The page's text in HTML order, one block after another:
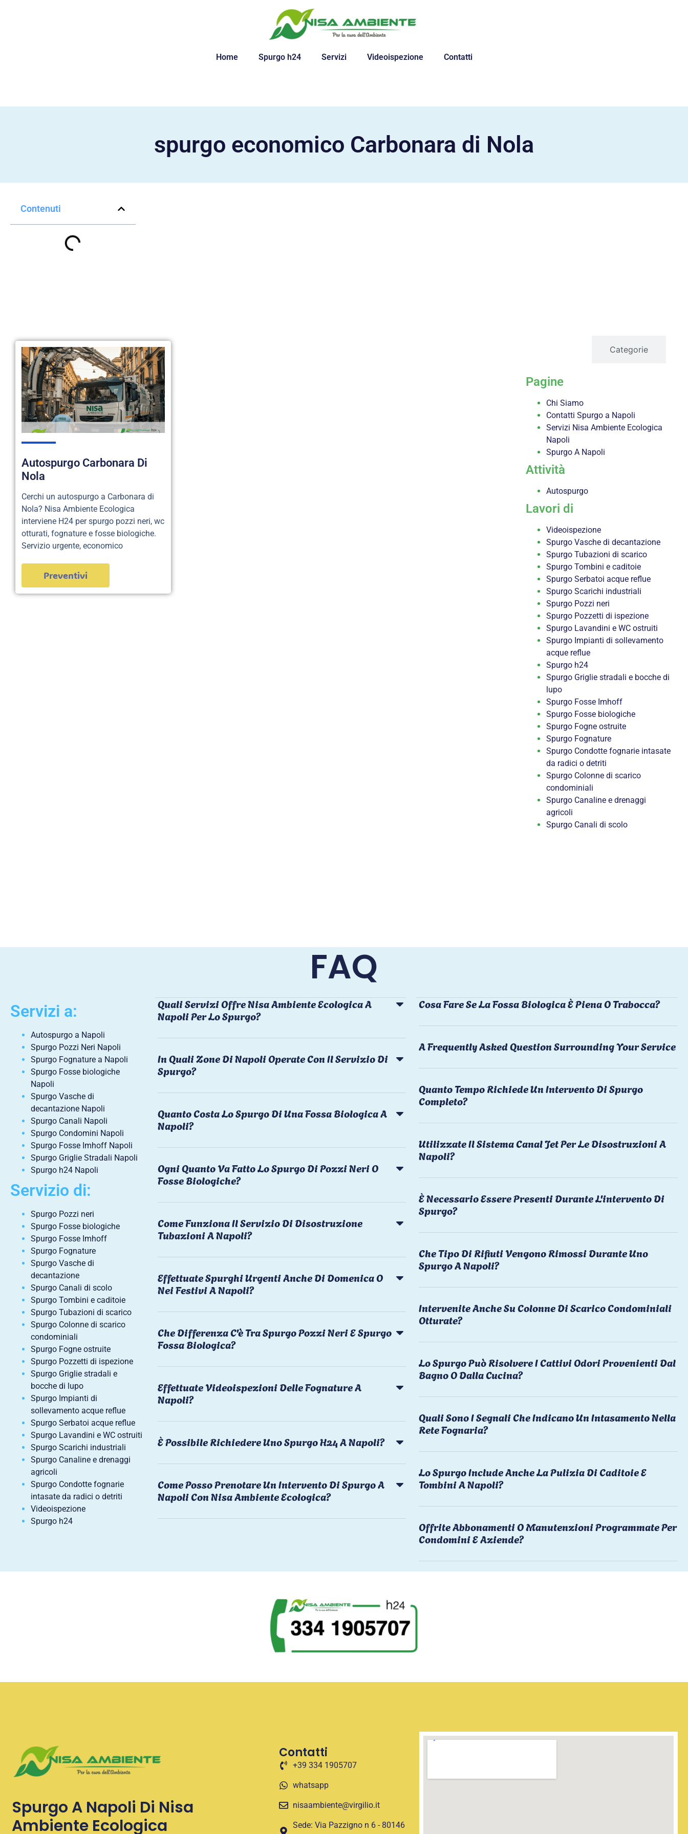
Home Spurgo h24 Servizi Videoispezione Contatti
spurgo economico Carbonara di Nola
Contenuti
Autospurgo Carbonara Di
Nola
Cerchi un autospurgo a Carbonara di
Nola? Nisa Ambiente Ecologica
interviene H24 per spurgo pozzi neri, wc
otturati, fognature e fosse biologiche.
Servizio urgente, economico
Preventivi
Categorie
Pagine
Chi Siamo
Contatti Spurgo a Napoli
Servizi Nisa Ambiente Ecologica
Napoli
Spurgo A Napoli
Attività
Autospurgo
Lavori di
Videoispezione
Spurgo Vasche di decantazione
Spurgo Tubazioni di scarico
Spurgo Tombini e caditoie
Spurgo Serbatoi acque reflue
Spurgo Scarichi industriali
Spurgo Pozzi neri
Spurgo Pozzetti di ispezione
Spurgo Lavandini e WC ostruiti
Spurgo Impianti di sollevamento
acque reflue
Spurgo h24
Spurgo Griglie stradali e bocche di
lupo
Spurgo Fosse Imhoff
Spurgo Fosse biologiche
Spurgo Fogne ostruite
Spurgo Fognature
Spurgo Condotte fognarie intasate
da radici o detriti
Spurgo Colonne di scarico
condominiali
Spurgo Canaline e drenaggi
agricoli
Spurgo Canali di scolo
FAQ
Servizi a:
Autospurgo a Napoli
Spurgo Pozzi Neri Napoli
Spurgo Fognature a Napoli
Spurgo Fosse biologiche
Napoli
Spurgo Vasche di
decantazione Napoli
Spurgo Canali Napoli
Spurgo Condomini Napoli
Spurgo Fosse Imhoff Napoli
Spurgo Griglie Stradali Napoli
Spurgo h24 Napoli
Servizio di:
Spurgo Pozzi neri
Spurgo Fosse biologiche
Spurgo Fosse Imhoff
Spurgo Fognature
Spurgo Vasche di
decantazione
Spurgo Canali di scolo
Spurgo Tombini e caditoie
Spurgo Tubazioni di scarico
Spurgo Colonne di scarico
condominiali
Spurgo Fogne ostruite
Spurgo Pozzetti di ispezione
Spurgo Griglie stradali e
bocche di lupo
Spurgo Impianti di
sollevamento acque reflue
Spurgo Serbatoi acque reflue
Spurgo Lavandini e WC ostruiti
Spurgo Scarichi industriali
Spurgo Canaline e drenaggi
agricoli
Spurgo Condotte fognarie
intasate da radici o detriti
Videoispezione
Spurgo h24
Quali Servizi Offre Nisa Ambiente Ecologica A
Napoli Per Lo Spurgo?
In Quali Zone Di Napoli Operate Con Il Servizio Di
Spurgo?
Quanto Costa Lo Spurgo Di Una Fossa Biologica A
Napoli?
Ogni Quanto Va Fatto Lo Spurgo Di Pozzi Neri O
Fosse Biologiche?
Come Funziona Il Servizio Di Disostruzione
Tubazioni A Napoli?
Effettuate Spurghi Urgenti Anche Di Domenica O
Nei Festivi A Napoli?
Che Differenza C'è Tra Spurgo Pozzi Neri E Spurgo
Fossa Biologica?
Effettuate Videoispezioni Delle Fognature A
Napoli?
È Possibile Richiedere Uno Spurgo H24 A Napoli?
Come Posso Prenotare Un Intervento Di Spurgo A
Napoli Con Nisa Ambiente Ecologica?
Cosa Fare Se La Fossa Biologica È Piena O Trabocca?
A Frequently Asked Question Surrounding Your Service
Quanto Tempo Richiede Un Intervento Di Spurgo
Completo?
Utilizzate Il Sistema Canal Jet Per Le Disostruzioni A
Napoli?
È Necessario Essere Presenti Durante L'intervento Di
Spurgo?
Che Tipo Di Rifiuti Vengono Rimossi Durante Uno
Spurgo A Napoli?
Intervenite Anche Su Colonne Di Scarico Condominiali
Otturate?
Lo Spurgo Può Risolvere I Cattivi Odori Provenienti Dal
Bagno O Dalla Cucina?
Quali Sono I Segnali Che Indicano Un Intasamento Nella
Rete Fognaria?
Lo Spurgo Include Anche La Pulizia Di Caditoie E
Tombini A Napoli?
Offrite Abbonamenti O Manutenzioni Programmate Per
Condomini E Aziende?
Spurgo A Napoli Di Nisa
Ambiente Ecologica
Contatti
+39 334 1905707
whatsapp
nisaambiente@virgilio.it
Sede: Via Pazzigno n 6 - 80146